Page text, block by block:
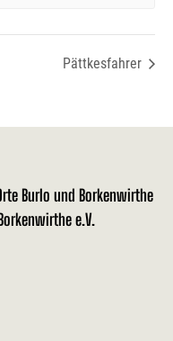
Pättkesfahrer
Burlo und Borkenwirthe
e.V.